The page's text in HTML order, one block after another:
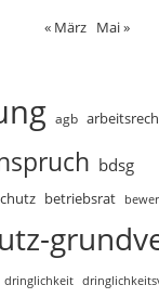
« März Mai »
agb
bdsg
betriebsrat
dringlichkeit